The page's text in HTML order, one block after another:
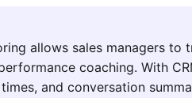
allows sales managers
coaching. With
and conversation